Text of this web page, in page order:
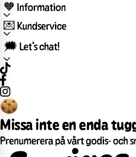
🧡 Information
💌 Kundservice
🗯️ Let’s chat!
Missa inte en enda
Prenumerera på vårt godis- och